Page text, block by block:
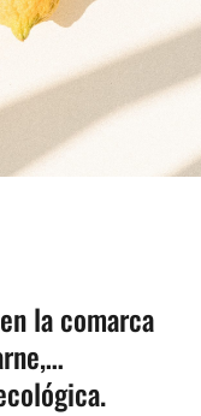
la comarca